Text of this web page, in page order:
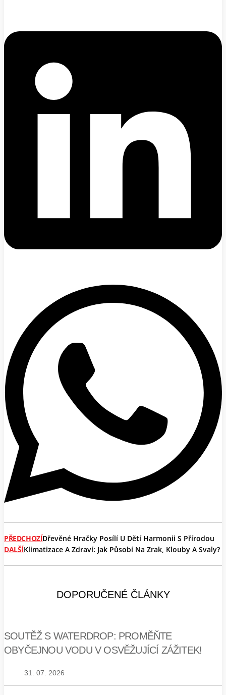
PŘEDCHOZÍDřevěné Hračky Posílí U Dětí Harmonii S Přírodou
DALŠÍKlimatizace A Zdraví: Jak Působí Na Zrak, Klouby A Svaly?
DOPORUČENÉ ČLÁNKY
SOUTĚŽ S WATERDROP: PROMĚŇTE
OBYČEJNOU VODU V OSVĚŽUJÍCÍ ZÁŽITEK!
31. 07. 2026